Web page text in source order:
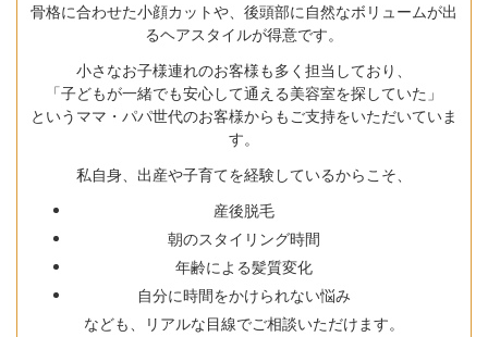
骨格に合わせた小顔カットや、後頭部に自然なボリュームが出
るヘアスタイルが得意です。
小さなお子様連れのお客様も多く担当しており、
「子どもが一緒でも安心して通える美容室を探していた」
というママ・パパ世代のお客様からもご支持をいただいていま
す。
私自身、出産や子育てを経験しているからこそ、
産後脱毛
朝のスタイリング時間
年齢による髪質変化
自分に時間をかけられない悩み
なども、リアルな目線でご相談いただけます。